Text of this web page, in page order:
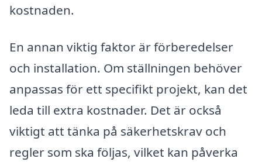
kostnaden.
En annan viktig faktor är förberedelser
och installation. Om ställningen behöver
anpassas för ett specifikt projekt, kan det
leda till extra kostnader. Det är också
viktigt att tänka på säkerhetskrav och
regler som ska följas, vilket kan påverka